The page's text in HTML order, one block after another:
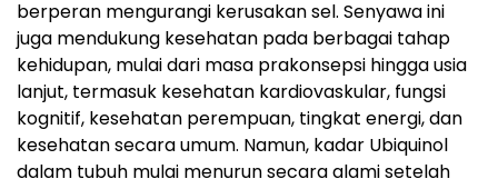
berperan mengurangi kerusakan sel. Senyawa ini
juga mendukung kesehatan pada berbagai tahap
kehidupan, mulai dari masa prakonsepsi hingga usia
lanjut, termasuk kesehatan kardiovaskular, fungsi
kognitif, kesehatan perempuan, tingkat energi, dan
kesehatan secara umum. Namun, kadar Ubiquinol
dalam tubuh mulai menurun secara alami setelah